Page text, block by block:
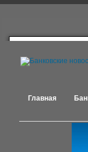
Главная